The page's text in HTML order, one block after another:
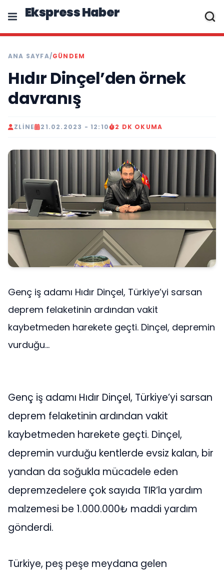
Ekspress Haber
ANA SAYFA/GÜNDEM
Hıdır Dinçel’den örnek
davranış
ZLINE 21.02.2023 - 12:10 2 DK OKUMA
Genç iş adamı Hıdır Dinçel, Türkiye’yi sarsan
deprem felaketinin ardından vakit
kaybetmeden harekete geçti. Dinçel, depremin
vurduğu...
Genç iş adamı Hıdır Dinçel, Türkiye’yi sarsan
deprem felaketinin ardından vakit
kaybetmeden harekete geçti. Dinçel,
depremin vurduğu kentlerde evsiz kalan, bir
yandan da soğukla mücadele eden
depremzedelere çok sayıda TIR’la yardım
malzemesi be 1.000.000₺ maddi yardım
gönderdi.
Türkiye, peş peşe meydana gelen